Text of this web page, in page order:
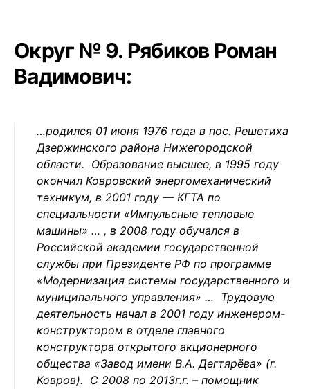
Округ № 9. Рябиков Роман
Вадимович:
…родился 01 июня 1976 года в пос. Решетиха
Дзержинского района Нижегородской
области. Образование высшее, в 1995 году
окончил Ковровский энергомеханический
техникум, в 2001 году — КГТА по
специальности «Импульсные тепловые
машины» … , в 2008 году обучался в
Российской академии государственной
службы при Президенте РФ по программе
«Модернизация системы государственного и
муниципального управления» … Трудовую
деятельность начал в 2001 году инженером-
конструктором в отделе главного
конструктора открытого акционерного
общества «Завод имени В.А. Дегтярёва» (г.
Ковров). С 2008 по 2013г.г. – помощник